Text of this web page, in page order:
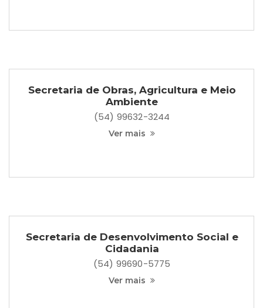
Secretaria de Obras, Agricultura e Meio
Ambiente
(54) 99632-3244
Ver mais
Secretaria de Desenvolvimento Social e
Cidadania
(54) 99690-5775
Ver mais